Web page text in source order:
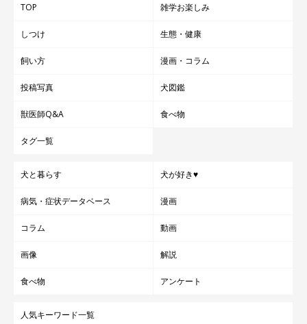
TOP 雑学お楽しみ
しつけ 生態・健康
飼い方 漫画・コラム
投稿写真 犬図鑑
獣医師Q&A 食べ物
タグ一覧
犬と暮らす 犬が好き♥
病気・症状データベース 漫画
コラム 動画
画像 解説
食べ物 アンケート
人気キーワード一覧